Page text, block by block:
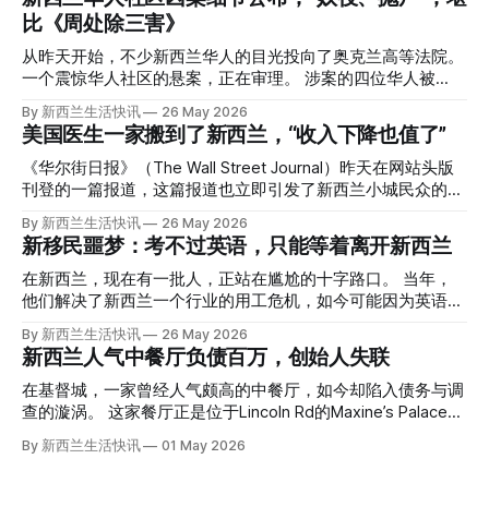
比《周处除三害》
从昨天开始，不少新西兰华人的目光投向了奥克兰高等法院。
一个震惊华人社区的悬案，正在审理。 涉案的四位华人被
告，站在了法庭，被控与一位70岁中国女人的死有关。 事情
的复杂程度，远超人们的想象。 神秘的黑色塑料袋 先让我们
回到2024年3月12日。 新西兰一个名叫Paul Middleton的老
人，在奥克兰Gulf Harbour钓鱼时，发现了一个黑色塑料袋，
里面是一堆衣服。 再扒开衣服，他看到了一只手，一只人
腰部对折，黑色胶带缠着头、手腕和身体，整个人被绑成胎儿
状。 两个10公斤的米袋装满了石头，用胶带死死缠在尸体
上。 死者是亚洲面孔的老年女性，头部、脸、胳膊都有钝器
伤，当时身穿一件“娟燕牌”内衣和黑色长裤。 她是谁？没有人
Operation Parade的案子，开始调查。 米袋泄露秘密 破案的
关键，是两个米袋。这两个塑料米袋里装着用来压住尸体的花
园石头。 每个米袋上都有序列号。 警察一家家查，发现这批
米是在奥克兰北岸一家超市卖的。
By 新西兰生活快讯 26 May 2026
美国医生一家搬到了新西兰，“收入下降也值了”
《华尔街日报》（The Wall Street Journal）昨天在网站头版
刊登的一篇报道，这篇报道也立即引发了新西兰小城民众的兴
趣： “精疲力尽的美国医生，正在离开美国，前往新西兰一座
偏远小镇。” “精疲力尽的美国医生”搬家新西兰 四年前，在加
州拉霍亚（La Jolla）一家医院担任内科医生的Brandon
Williams医生达到了崩溃的边缘。 患者人数激增、医疗人员短
缺、医疗事故诉讼的威胁，以及对患者无力支付医疗费用的忧
（PTSD）。他的其中一位同事甚至因自杀身亡。 他并不想放
弃从医，但他不想再在美国行医了。 于是，他与38岁的妻子
Ellen Williams开始在欧洲寻找更好的选择。 就在那时，他收
到了一封来自新西兰医疗招聘人员的信。 “虽然跑到那个‘与世
义。”现年39岁的加州人Brandon说道。 2024年11月，这家人
By 新西兰生活快讯 26 May 2026
新移民噩梦：考不过英语，只能等着离开新西兰
在新西兰，现在有一批人，正站在尴尬的十字路口。 当年，
他们解决了新西兰一个行业的用工危机，如今可能因为英语考
试，不得不在几年内离开这个国家。 一位移民的无奈感叹：
“如果我们真能考到那个分数，就不会来开公交车了。” 因为英
语，他们一直无法上岸 来自菲律宾的Ryan De Guzman，就是
这批人中的一员。 2023年，当他看到新西兰招聘海外公交司
机的信息时，几乎没有犹豫就提交了申请。 “我听说这里气候
年3月抵达奥克兰。 当时心里盘算着：努力工作两年，申请居
By 新西兰生活快讯 26 May 2026
新西兰人气中餐厅负债百万，创始人失联
在基督城，一家曾经人气颇高的中餐厅，如今却陷入债务与调
查的漩涡。 这家餐厅正是位于Lincoln Rd的Maxine’s Palace。
其背后的公司已进入清算程序，债务总额接近100万纽币，而
引人关注的是——清算人目前无法联系到创始人本人。 今年3
By 新西兰生活快讯 01 May 2026